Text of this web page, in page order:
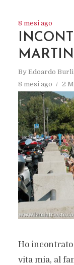
8 mesi ago
By Edoardo
8 mesi ago
2
Ho
vita mia, al